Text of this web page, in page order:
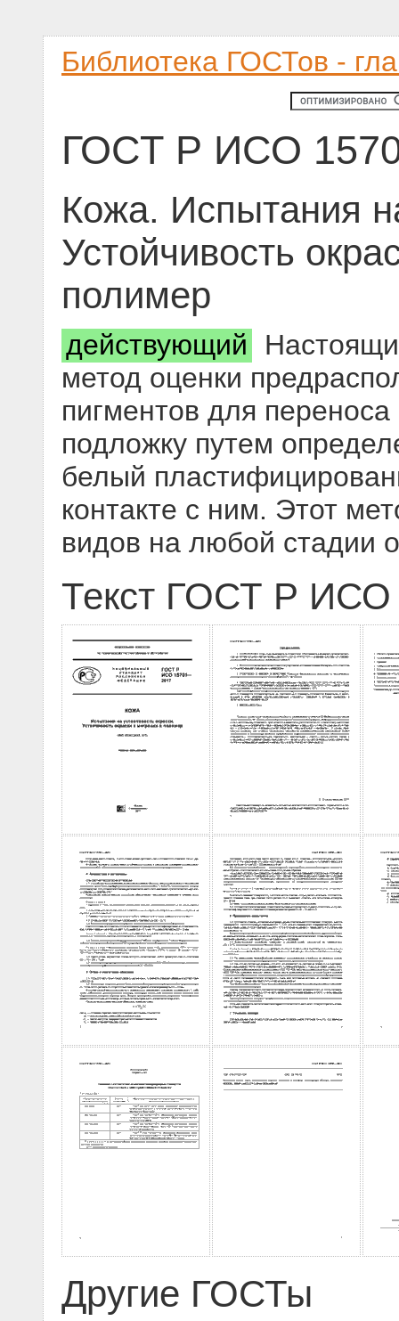
Библиотека ГОСТов -
ГОСТ Р ИСО
Кожа. Испытания
Устойчивость
полимер
действующий
метод оценки
пигментов для
подложку путем
белый
контакте с ним. Этот
видов на любой стадии
Текст ГОСТ Р ИСО
Другие ГОСТы